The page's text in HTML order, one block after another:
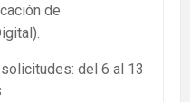
de
del 6 al 13